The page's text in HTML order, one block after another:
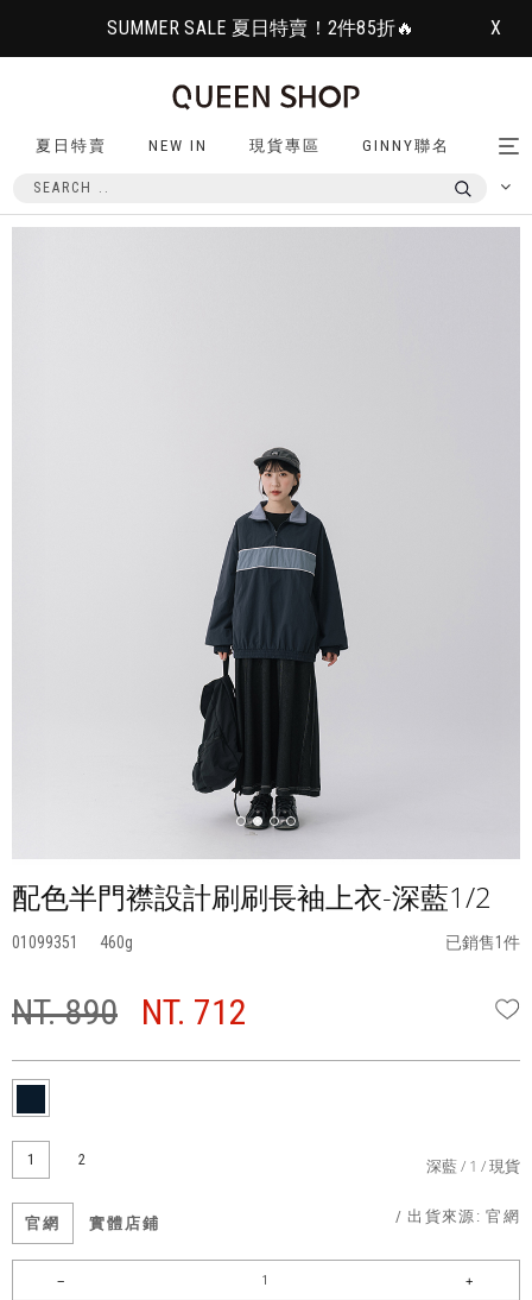
SUMMER SALE 夏日特賣！2件85折🔥 X
夏日特賣 NEW IN 現貨專區 GINNY聯名
配色半門襟設計刷刷長袖上衣-深藍1/2
01099351 460 已銷售1件
NT. 890 NT. 712
1 2 深藍 1 現貨
官網 實體店鋪 / 出貨來源:官網